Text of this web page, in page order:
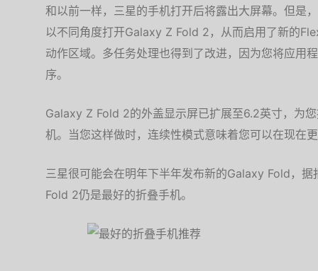
和以前一样，三星的手机打开后将露出大屏幕。但是
以不同角度打开Galaxy Z Fold 2，从而启用了新的
动作区域。多任务处理也得到了改进，因为您将应用
序。
Galaxy Z Fold 2的外盖显示屏已扩展至6.2英寸，为
机。当您这样做时，连续性模式意味着您可以在现在
三星很可能会在明年下半年发布新的Galaxy Fold，
Fold 2仍是最好的折叠手机。